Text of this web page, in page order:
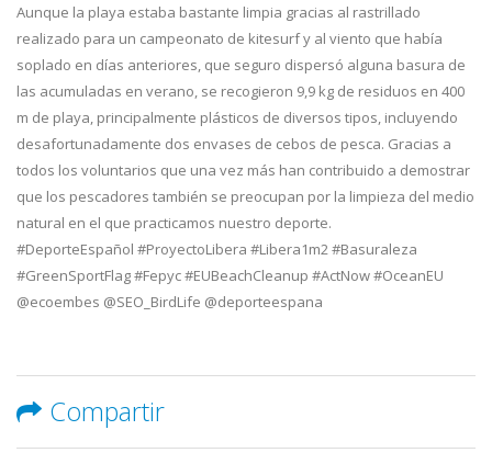
Aunque la playa estaba bastante limpia gracias al rastrillado
realizado para un campeonato de kitesurf y al viento que había
soplado en días anteriores, que seguro dispersó alguna basura de
las acumuladas en verano, se recogieron 9,9 kg de residuos en 400
m de playa, principalmente plásticos de diversos tipos, incluyendo
desafortunadamente dos envases de cebos de pesca. Gracias a
todos los voluntarios que una vez más han contribuido a demostrar
que los pescadores también se preocupan por la limpieza del medio
natural en el que practicamos nuestro deporte.
#DeporteEspañol #ProyectoLibera #Libera1m2 #Basuraleza
#GreenSportFlag #Fepyc #EUBeachCleanup #ActNow #OceanEU
@ecoembes @SEO_BirdLife @deporteespana
Compartir